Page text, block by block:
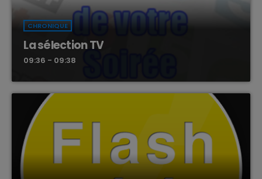
CHRONIQUE
La sélection TV
09:36 - 09:38